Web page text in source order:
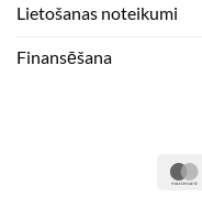
Lietošanas noteikumi
Finansēšana